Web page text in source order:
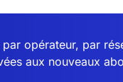
opérateur, par
aux nouveaux